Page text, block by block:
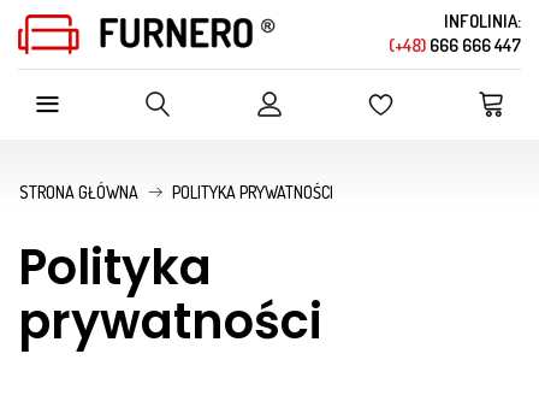
INFOLINIA:
(+48) 666 666 447
SZUKAJ W OFERCIE SKLEPU
STRONA GŁÓWNA POLITYKA PRYWATNOŚCI
Polityka
prywatności